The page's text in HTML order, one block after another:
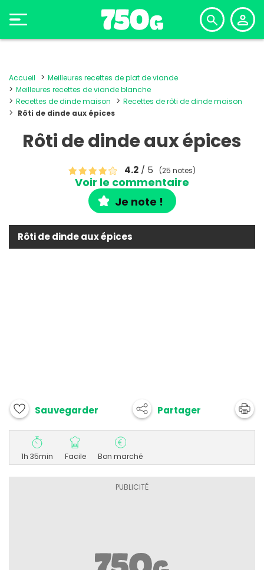
Accueil
Meilleures recettes de plat de viande
Meilleures recettes de viande blanche
Recettes de dinde maison
Recettes de rôti de dinde maison
Rôti de dinde aux épices
Rôti de dinde aux épices
4.2 / 5 (25 notes)
Voir le commentaire
Je note !
Rôti de dinde aux épices
Sauvegarder Partager
1h 35min Facile Bon marché